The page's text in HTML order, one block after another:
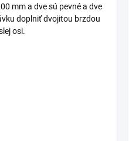
mm a dve sú pevné a dve
doplniť dvojitou brzdou
osi.